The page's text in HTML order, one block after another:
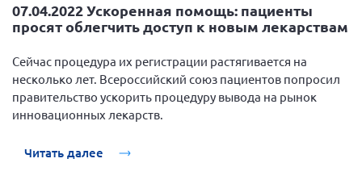
07.04.2022 Ускоренная помощь: пациенты
просят облегчить доступ к новым лекарствам
Сейчас процедура их регистрации растягивается на
несколько лет. Всероссийский союз пациентов попросил
правительство ускорить процедуру вывода на рынок
инновационных лекарств.
Читать далее